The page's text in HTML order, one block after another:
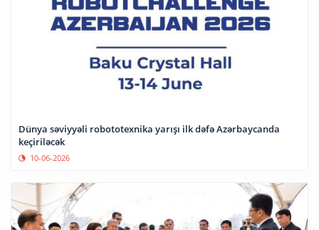
Dünya səviyyəli robototexnika yarışı ilk dəfə Azərbaycanda
keçiriləcək
10-06-2026